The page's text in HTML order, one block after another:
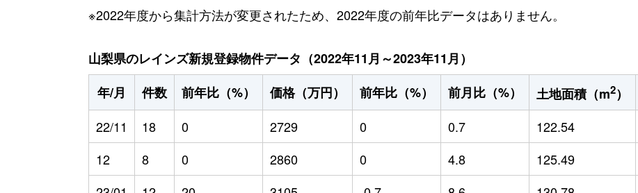
※2022年度から集計方法が変更されたため、2022年度の前年比データはありません。
山梨県のレインズ新規登録物件データ（2022年11月～2023年11月）
年/月
件数 前年比（%） 価格（万円） 前年比（%） 前月比（%） 土地面積（m2）
22/11
18 0 2729 0 0.7 122.54
12
8 0 2860 0 4.8 125.49